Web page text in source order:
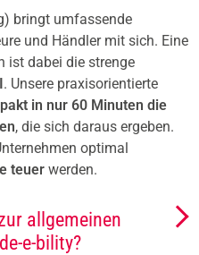
bringt umfassende
und Händler mit sich. Eine
ist dabei die strenge
. Unsere praxisorientierte
in nur 60 Minuten die
, die sich daraus ergeben.
optimal
teuer werden.
allgemeinen
e-bility?